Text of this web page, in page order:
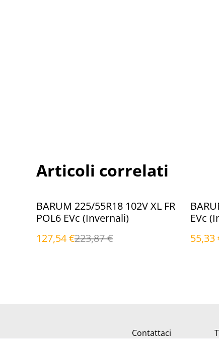
Articoli correlati
%
BARUM 225/55R18 102V XL FR
POL6 EVc (Invernali)
127,54 €223,87 €
%
EVc
55,33
Contattaci